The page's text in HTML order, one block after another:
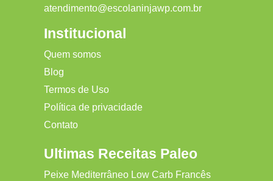
atendimento@escolaninjawp.com.br
Institucional
Quem somos
Blog
Termos de Uso
Política de privacidade
Contato
Ultimas Receitas Paleo
Peixe Mediterrâneo Low Carb Francês